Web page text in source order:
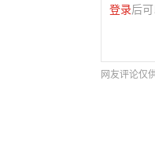
登录后
网友评论仅